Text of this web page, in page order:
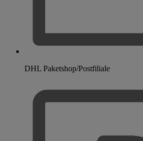
DHL Paketshop/Postfiliale